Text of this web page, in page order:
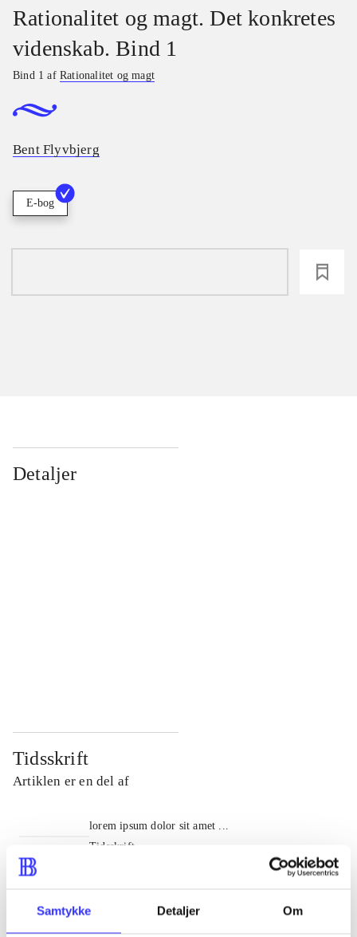
Samtykke Detaljer Om
Rationalitet og magt. Det konkretes
videnskab. Bind 1
Bind 1 afRationalitet og magt
Bent Flyvbjerg
E-bog
Detaljer
Tidsskrift
Artiklen er en del af
lorem ipsum dolor sit amet ...
Tidsskrift
Artiklerne i